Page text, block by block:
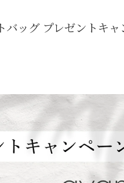
バッグ プレゼントキャ